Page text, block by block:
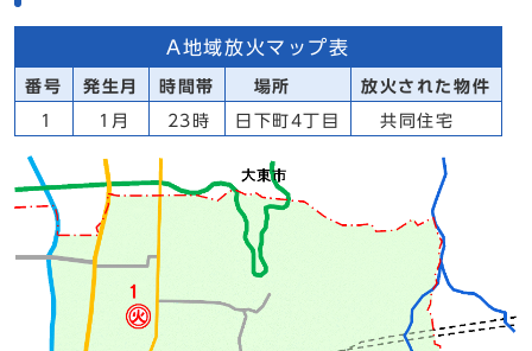
A地域放火マップ表
番号 発生月 時間帯 場所 放火された物件
1 1月 23時 日下町4丁目 共同住宅